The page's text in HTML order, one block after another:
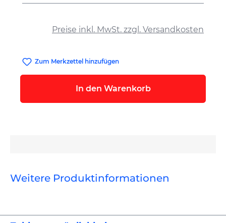
Preise inkl. MwSt. zzgl. Versandkosten
Zum Merkzettel hinzufügen
In den Warenkorb
Weitere Produktinformationen